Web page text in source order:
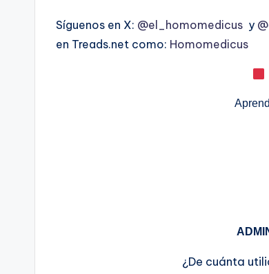
Síguenos en X: @el_homomedicus y
en Treads.net como: Homomedicus
¿De cuánta